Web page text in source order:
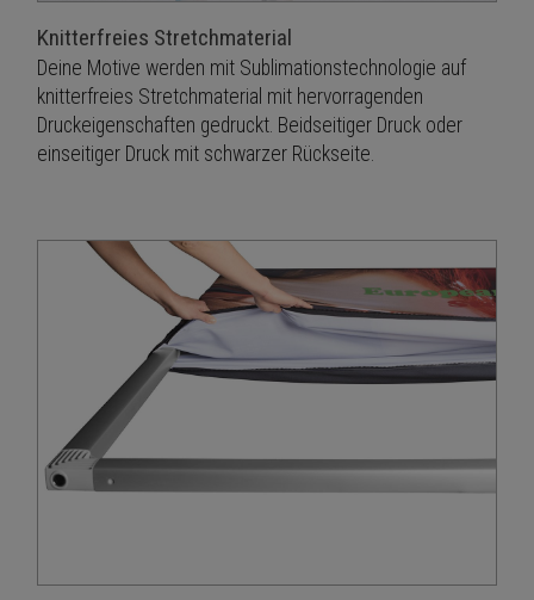
Knitterfreies Stretchmaterial
Deine Motive werden mit Sublimationstechnologie auf
knitterfreies Stretchmaterial mit hervorragenden
Druckeigenschaften gedruckt. Beidseitiger Druck oder
einseitiger Druck mit schwarzer Rückseite.